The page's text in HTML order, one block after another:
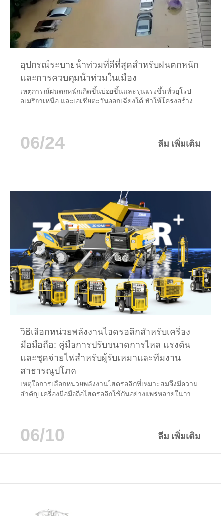
อุปกรณ์ระบายน้ําท่วมที่ดีที่สุดสําหรับฝนตกหนัก
และการควบคุมน้ําท่วมในเมือง
เหตุการณ์ฝนตกหนักเกิดขึ้นบ่อยขึ้นและรุนแรงขึ้นทั่วยุโรป
อเมริกาเหนือ และเอเชียตะวันออกเฉียงใต้ ทําให้โครงสร้าง
บนถนนน้ําท่วมอุโมงค์น้ําท่วมโรงรถใต้ดินการจราจรเป็น
อัมพาตและแม้กระทั่งความเสียหายของโครงสร้างต่อสิ่งอํา
นวยความสะดวกของเทศบาล สําหรับ...
06/24 ลีม เพิ่มเติม
วิธีเลือกหน่วยพลังงานไฮดรอลิกสําหรับเครื่อง
มือมือถือ: คู่มือการปรับขนาดการไหล แรงดัน
และชุดจ่ายไฟสําหรับผู้รับเหมาและทีมงาน
สาธารณูปโภค
เหตุใดการเลือกหน่วยพลังงานไฮดรอลิกที่เหมาะสมจึงมีความ
สําคัญ เครื่องมือมือถือไฮดรอลิกใช้กันอย่างแพร่หลายในการ
ก็สามารถทํางานได้ดีพอๆ กับหน่วยพลังงานไฮดรอลิกที่ขับ
เคลื่อนเท่านั้น การเลือกหน่วยพลังงานไฮดรอลิกที่ถูกต้อง...
06/10 ลีม เพิ่มเติม